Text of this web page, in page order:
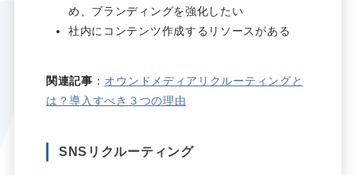
め、ブランディングを強化したい
社内にコンテンツ作成するリソースがある
関連記事 ： オウンドメディアリクルーティングと
は？導入すべき３つの理由
SNSリクルーティング